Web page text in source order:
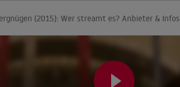
(2015): Wer streamt es? Anbieter & Infos